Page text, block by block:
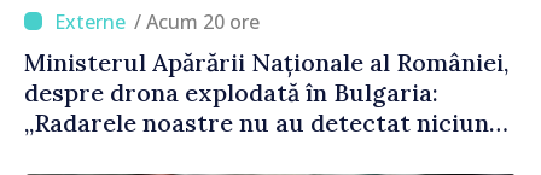
/ Acum 20 ore
Ministerul Apărării Naționale al României,
despre drona explodată în Bulgaria:
„Radarele noastre nu au detectat niciun